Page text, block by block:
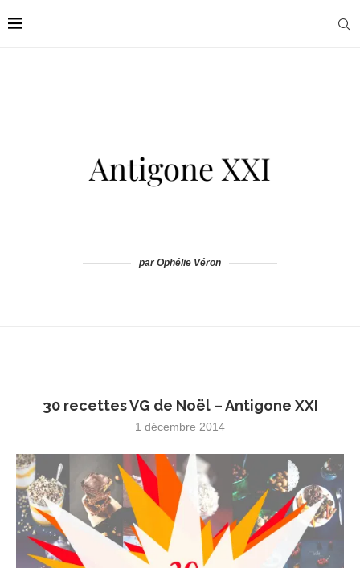
par Ophélie Véron
30 recettes VG de Noël – Antigone XXI
1 décembre 2014